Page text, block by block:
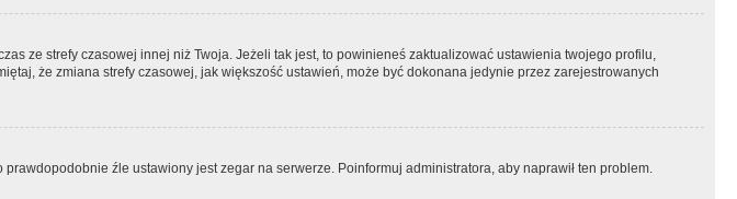
ze strefy czasowej innej niż Twoja. Jeżeli tak jest, to powinieneś zaktualizować ustawienia twojego profilu,
że zmiana strefy czasowej, jak większość ustawień, może być dokonana jedynie przez zarejestrowanych
źle ustawiony jest zegar na serwerze. Poinformuj administratora, aby naprawił ten problem.